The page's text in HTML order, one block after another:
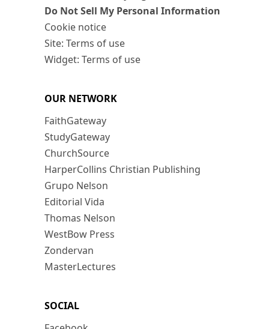
Do Not Sell My Personal Information
Cookie notice
Site: Terms of use
Widget: Terms of use
OUR NETWORK
FaithGateway
StudyGateway
ChurchSource
HarperCollins Christian Publishing
Grupo Nelson
Editorial Vida
Thomas Nelson
WestBow Press
Zondervan
MasterLectures
SOCIAL